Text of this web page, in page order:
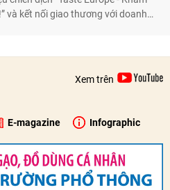
và kết nối giao thương với doanh
Xem trên
E-magazine Infographic